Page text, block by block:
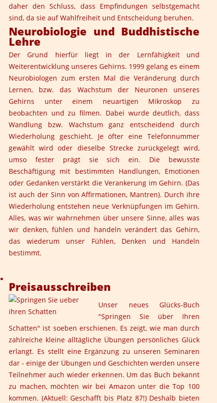
daher den Schluss, dass Empfindungen selbstgemacht
sind, da sie auf Wahlfreiheit und Entscheidung beruhen.
Neurobiologie und Buddhistische
Lehre
Der Grund hierfür liegt in der Lernfähigkeit und
Weiterentwicklung unseres Gehirns. 1999 gelang es einem
Neurobiologen zum ersten Mal die Veränderung durch
Lernen, bzw. das Wachstum der Neuronen unseres
Gehirns unter einem neuartigen Mikroskop zu
beobachten und zu filmen. Dabei wurde deutlich, dass
Wandlung bzw. Wachstum ganz entscheidend durch
Wiederholung geschieht. Je öfter eine Telefonnummer
gewählt wird oder dieselbe Strecke zurückgelegt wird,
umso fester prägt sie sich ein. Die bewusste
Beschäftigung mit bestimmten Handlungen, Emotionen
oder Gedanken verstärkt die Verankerung im Gehirn. (Das
ist auch der Sinn von Affirmationen, Mantren). Durch ihre
Wiederholung entstehen neue Verknüpfungen im Gehirn.
Alles, was wir wahrnehmen über unsere Sinne, alles was
wir denken, fühlen und handeln verändert das Gehirn,
das wiederum unser Fühlen, Denken und Handeln
bestimmt.
Preisausschreiben
Unser neues Glücks-Buch
"Springen Sie über Ihren
Schatten" ist soeben erschienen. Es zeigt, wie man durch
zahlreiche kleine alltägliche Übungen persönliches Glück
erlangt. Es stellt eine Ergänzung zu unseren Seminaren
dar - einige der Übungen und Geschichten werden unsere
Teilnehmer auch wieder erkennen. Um das Buch bekannt
zu machen, möchten wir bei Amazon unter die Top 100
kommen. (Aktuell: Geschafft bis Platz 87!) Deshalb bieten